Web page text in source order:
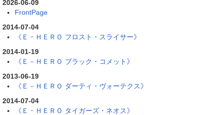
2026-06-09
FrontPage
2014-07-04
《Ｅ・ＨＥＲＯ フロスト・スライサー》
2014-01-19
《Ｅ－ＨＥＲＯ ブラック・コメット》
2013-06-19
《Ｅ－ＨＥＲＯ ダーティ・ヴォーテクス》
2014-07-04
《Ｅ・ＨＥＲＯ タイガーズ・ネオス》